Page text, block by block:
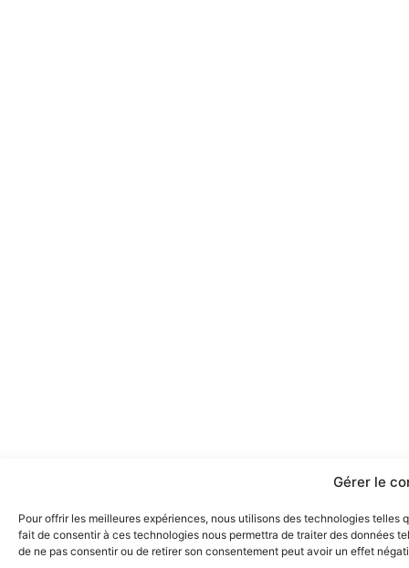
Gérer le
Pour offrir les meilleures expériences, nous utilisons des technologies
fait de consentir à ces technologies nous permettra de traiter des données
de ne pas consentir ou de retirer son consentement peut avoir un effet